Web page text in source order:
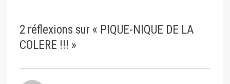
2 réflexions sur « PIQUE-NIQUE DE LA
COLERE !!! »